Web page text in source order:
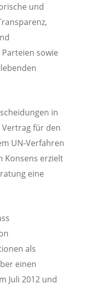
und
sowie
in
für den
UN-Verfahren
Konsens erzielt
eine
als
einen
Juli 2012 und